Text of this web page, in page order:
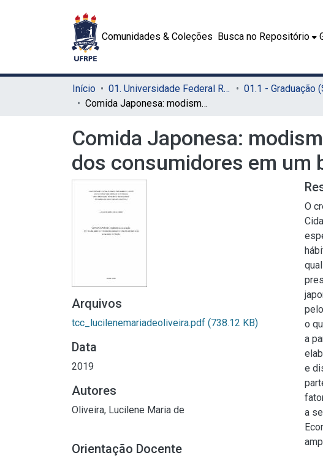
Comunidades & Coleções Busca no Repositório
Início 01. Universidade Federal Rural de Pernambuco - UFRPE (Sede) 01.1 - Graduação
Comida Japonesa: modismo ou adaptação. Um estudo sobre os hábitos dos consumidores em um bairro da Zona Norte do Recife
Comida Japonesa:
dos consumidores em um
Arquivos
tcc_lucilenemariadeoliveira.pdf (738.12 KB)
Data
2019
Autores
Oliveira, Lucilene Maria de
Orientação Docente
O
o
a
e
a